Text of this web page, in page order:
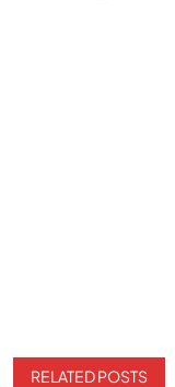
RELATED POSTS